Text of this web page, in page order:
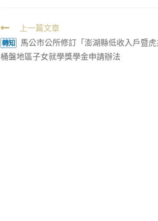
Read
more
articles
上一篇文章
轉知
馬公市公所修訂「澎湖縣低收入戶暨虎
桶盤地區子女就學獎學金申請辦法